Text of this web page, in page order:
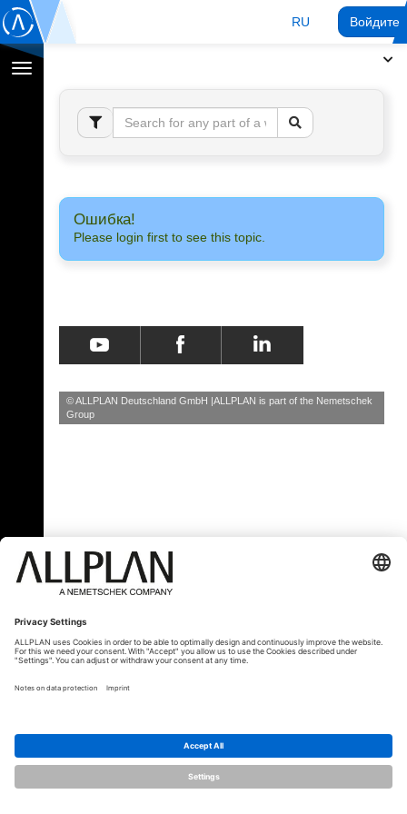
RU Войдите
Переключение
навигации
Ошибка!
Please login first to see this topic.
© ALLPLAN Deutschland GmbH ALLPLAN is part of the Nemetschek
Group